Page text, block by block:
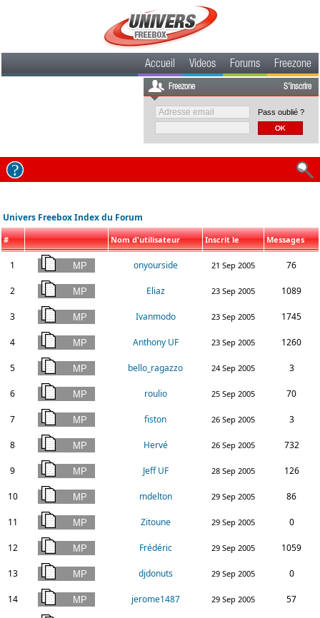
Accueil Videos Forums Freezone
Freezone S'inscrire
Pass oublié ?
Univers Freebox Index du Forum
# Nom d'utilisateur Inscrit le Messages
1 onyourside 21 Sep 2005 76
2 Eliaz 23 Sep 2005 1089
3 Ivanmodo 23 Sep 2005 1745
4 Anthony UF 23 Sep 2005 1260
5 bello_ragazzo 24 Sep 2005 3
6 roulio 25 Sep 2005 70
7 fiston 26 Sep 2005 3
8 Hervé 26 Sep 2005 732
9 Jeff UF 28 Sep 2005 126
10 mdelton 29 Sep 2005 86
11 Zitoune 29 Sep 2005 0
12 Frédéric 29 Sep 2005 1059
13 djdonuts 29 Sep 2005 0
14 jerome1487 29 Sep 2005 57